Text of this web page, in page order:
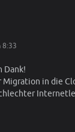
8:33
Dank!
Migration in die